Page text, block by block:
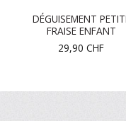
DÉGUISEMENT
FRAISE ENFANT
29,90 CHF